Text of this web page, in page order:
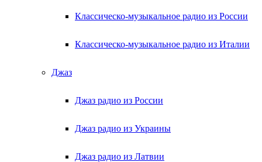
Классическо-музыкальное радио из России
Классическо-музыкальное радио из Италии
Джаз
Джаз радио из России
Джаз радио из Украины
Джаз радио из Латвии